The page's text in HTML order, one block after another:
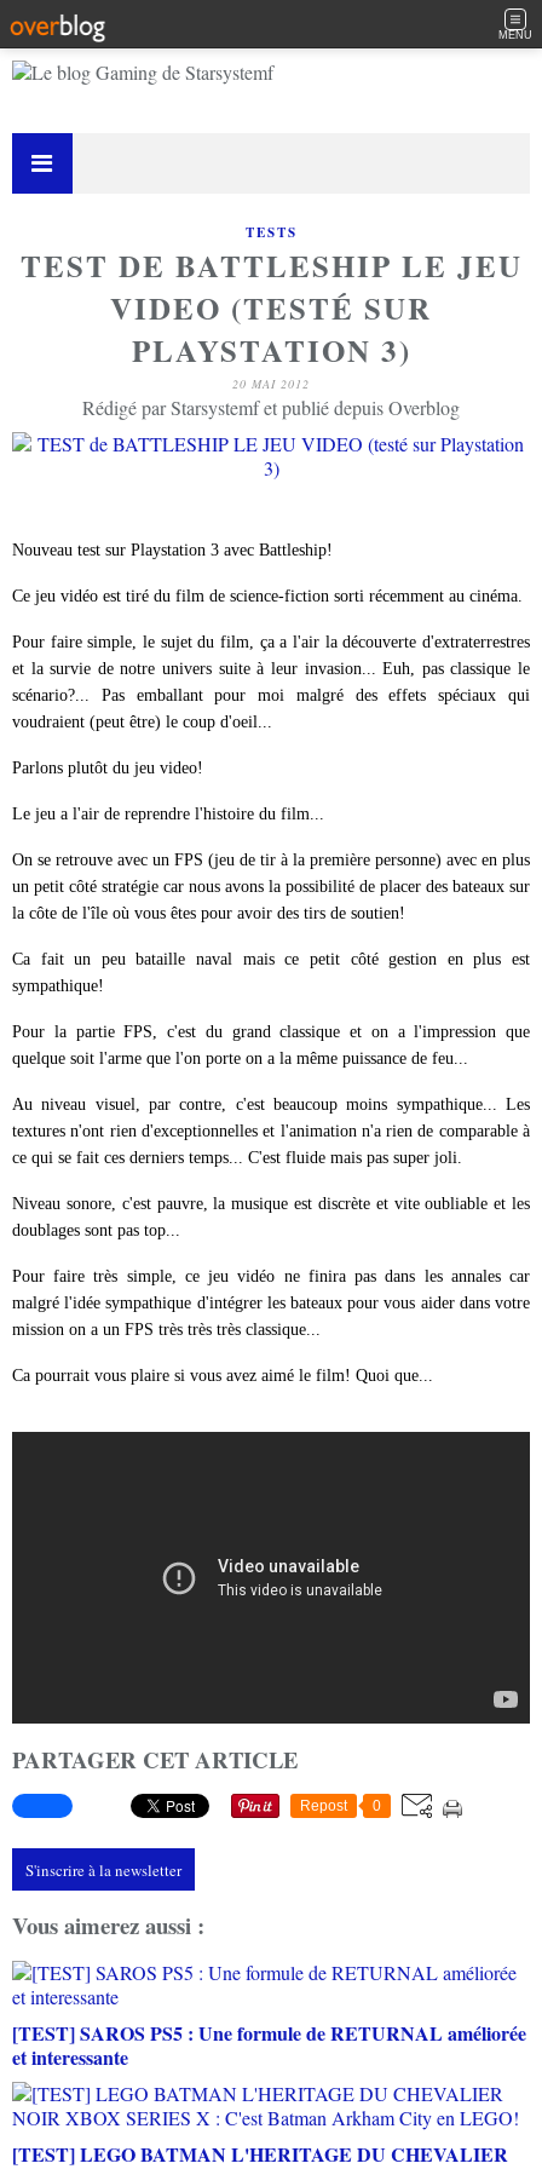
MENU
TESTS
TEST DE BATTLESHIP LE JEU
VIDEO (TESTÉ SUR
PLAYSTATION 3)
20 MAI 2012
Rédigé par Starsystemf et publié depuis Overblog
Nouveau test sur Playstation 3 avec Battleship!
Ce jeu vidéo est tiré du film de science-fiction sorti récemment au cinéma.
Pour faire simple, le sujet du film, ça a l'air la découverte d'extraterrestres
et la survie de notre univers suite à leur invasion... Euh, pas classique le
scénario?... Pas emballant pour moi malgré des effets spéciaux qui
voudraient (peut être) le coup d'oeil...
Parlons plutôt du jeu video!
Le jeu a l'air de reprendre l'histoire du film...
On se retrouve avec un FPS (jeu de tir à la première personne) avec en plus
un petit côté stratégie car nous avons la possibilité de placer des bateaux sur
la côte de l'île où vous êtes pour avoir des tirs de soutien!
Ca fait un peu bataille naval mais ce petit côté gestion en plus est
sympathique!
Pour la partie FPS, c'est du grand classique et on a l'impression que
quelque soit l'arme que l'on porte on a la même puissance de feu...
Au niveau visuel, par contre, c'est beaucoup moins sympathique... Les
textures n'ont rien d'exceptionnelles et l'animation n'a rien de comparable à
ce qui se fait ces derniers temps... C'est fluide mais pas super joli.
Niveau sonore, c'est pauvre, la musique est discrète et vite oubliable et les
doublages sont pas top...
Pour faire très simple, ce jeu vidéo ne finira pas dans les annales car
malgré l'idée sympathique d'intégrer les bateaux pour vous aider dans votre
mission on a un FPS très très très classique...
Ca pourrait vous plaire si vous avez aimé le film! Quoi que...
PARTAGER CET ARTICLE
Repost 0
S'inscrire à la newsletter
Vous aimerez aussi :
[TEST] SAROS PS5 : Une formule de RETURNAL améliorée
et interessante
[TEST] LEGO BATMAN L'HERITAGE DU CHEVALIER